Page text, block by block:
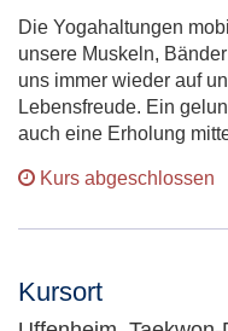
Die Yogahaltungen
unsere Muskeln,
uns immer wieder auf
Lebensfreude. Ein
auch eine Erholung
Kurs abgeschlossen
Kursort